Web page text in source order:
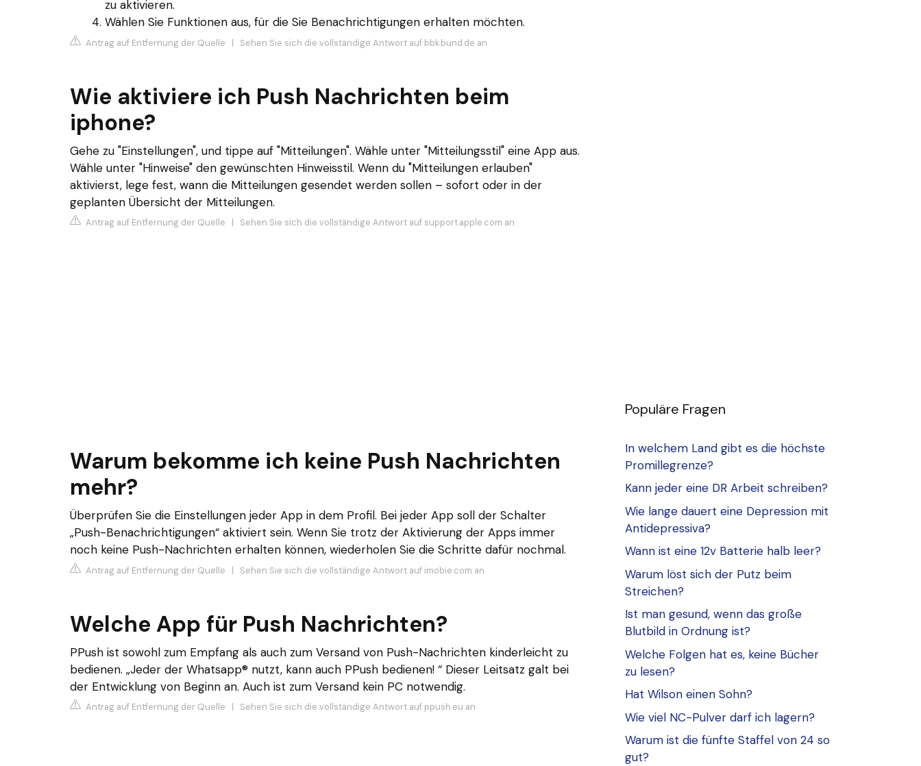
zu aktivieren.
Wählen Sie Funktionen aus, für die Sie Benachrichtigungen erhalten möchten.
Antrag auf Entfernung der Quelle | Sehen Sie sich die vollständige Antwort auf bbk.bund.de an
Wie aktiviere ich Push Nachrichten beim
iphone?
Gehe zu "Einstellungen", und tippe auf "Mitteilungen". Wähle unter "Mitteilungsstil" eine App aus.
Wähle unter "Hinweise" den gewünschten Hinweisstil. Wenn du "Mitteilungen erlauben"
aktivierst, lege fest, wann die Mitteilungen gesendet werden sollen – sofort oder in der
geplanten Übersicht der Mitteilungen.
Antrag auf Entfernung der Quelle | Sehen Sie sich die vollständige Antwort auf support.apple.com an
Warum bekomme ich keine Push Nachrichten
mehr?
Überprüfen Sie die Einstellungen jeder App in dem Profil. Bei jeder App soll der Schalter
„Push-Benachrichtigungen“ aktiviert sein. Wenn Sie trotz der Aktivierung der Apps immer
noch keine Push-Nachrichten erhalten können, wiederholen Sie die Schritte dafür nochmal.
Antrag auf Entfernung der Quelle | Sehen Sie sich die vollständige Antwort auf imobie.com an
Welche App für Push Nachrichten?
PPush ist sowohl zum Empfang als auch zum Versand von Push-Nachrichten kinderleicht zu
bedienen. „Jeder der Whatsapp® nutzt, kann auch PPush bedienen! “ Dieser Leitsatz galt bei
der Entwicklung von Beginn an. Auch ist zum Versand kein PC notwendig.
Antrag auf Entfernung der Quelle | Sehen Sie sich die vollständige Antwort auf ppush.eu an
Populäre Fragen
In welchem Land gibt es die höchste
Promillegrenze?
Kann jeder eine DR Arbeit schreiben?
Wie lange dauert eine Depression mit
Antidepressiva?
Wann ist eine 12v Batterie halb leer?
Warum löst sich der Putz beim
Streichen?
Ist man gesund, wenn das große
Blutbild in Ordnung ist?
Welche Folgen hat es, keine Bücher
zu lesen?
Hat Wilson einen Sohn?
Wie viel NC-Pulver darf ich lagern?
Warum ist die fünfte Staffel von 24 so
gut?